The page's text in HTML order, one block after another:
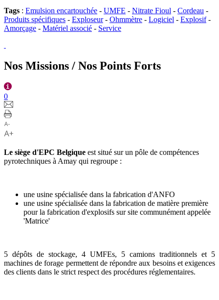
Tags : Emulsion encartouchée - UMFE - Nitrate Fioul - Cordeau -
Produits spécifiques - Exploseur- Ohmmètre - Logiciel - Explosif-
Amorçage - Matériel associé - Service
Nos Missions / Nos Points Forts
0
Le siège d'EPC Belgique est situé sur un pôle de compétences
pyrotechniques à Amay qui regroupe :
une usine spécialisée dans la fabrication d'ANFO
une usine spécialisée dans la fabrication de matière première
pour la fabrication d'explosifs sur site communément appelée
'Matrice'
5 dépôts de stockage, 4 UMFEs, 5 camions traditionnels et 5
machines de forage permettent de répondre aux besoins et exigences
des clients dans le strict respect des procédures réglementaires.